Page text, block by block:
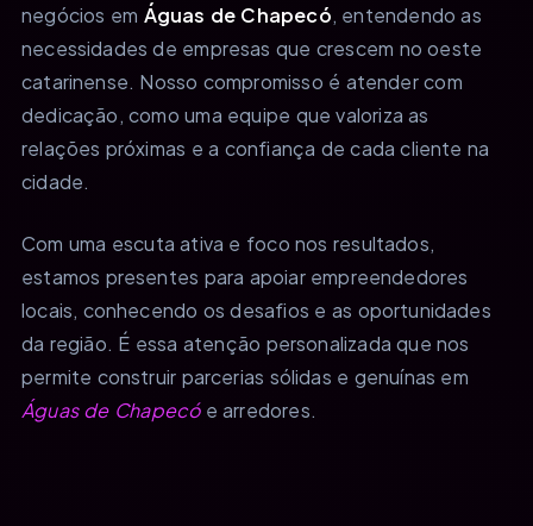
negócios em Águas de Chapecó, entendendo as
necessidades de empresas que crescem no oeste
catarinense. Nosso compromisso é atender com
dedicação, como uma equipe que valoriza as
relações próximas e a confiança de cada cliente na
cidade.
Com uma escuta ativa e foco nos resultados,
estamos presentes para apoiar empreendedores
locais, conhecendo os desafios e as oportunidades
da região. É essa atenção personalizada que nos
permite construir parcerias sólidas e genuínas em
Águas de Chapecóe arredores.